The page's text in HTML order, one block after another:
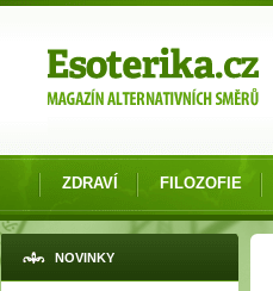
ZDRAVÍ FILOZOFIE
NOVINKY